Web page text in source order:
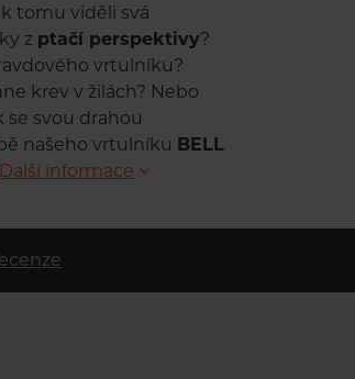
tomu viděli svá
z ptačí perspektivy?
vrtulníku?
krev v žilách? Nebo
svou drahou
našeho vrtulníku BELL
Další informace